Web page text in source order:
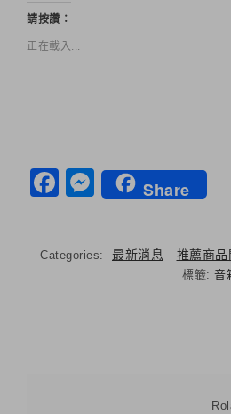
請按讚：
正在載入...
Facebook
Messenger
Share
Categories: 最新消息 推薦商品
標籤: 音